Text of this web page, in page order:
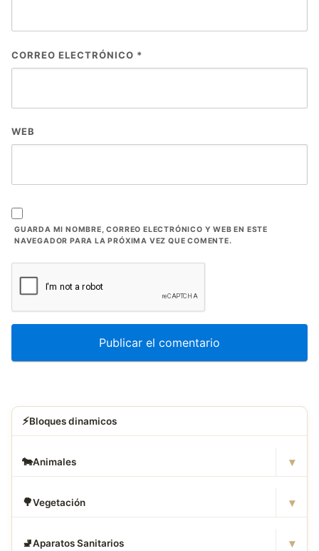
CORREO ELECTRÓNICO *
WEB
GUARDA MI NOMBRE, CORREO ELECTRÓNICO Y WEB EN ESTE
NAVEGADOR PARA LA PRÓXIMA VEZ QUE COMENTE.
⚡Bloques dinamicos
🐄Animales ▾
🌳Vegetación ▾
🚽Aparatos Sanitarios ▾